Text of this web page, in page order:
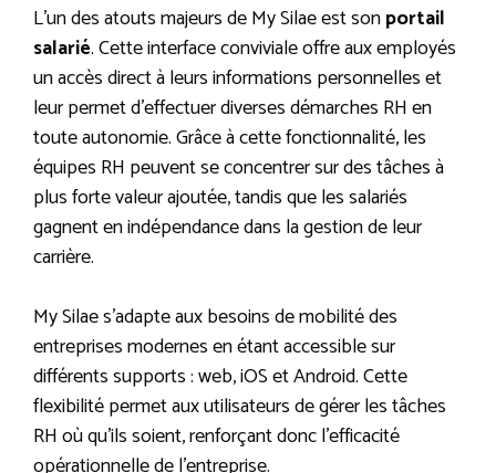
L’un des atouts majeurs de My Silae est sonportail
salarié. Cette interface conviviale offre aux employés
un accès direct à leurs informations personnelles et
leur permet d’effectuer diverses démarches RH en
toute autonomie. Grâce à cette fonctionnalité, les
équipes RH peuvent se concentrer sur des tâches à
plus forte valeur ajoutée, tandis que les salariés
gagnent en indépendance dans la gestion de leur
carrière.
My Silae s’adapte aux besoins de mobilité des
entreprises modernes en étant accessible sur
différents supports : web, iOS et Android. Cette
flexibilité permet aux utilisateurs de gérer les tâches
RH où qu’ils soient, renforçant donc l’efficacité
opérationnelle de l’entreprise.